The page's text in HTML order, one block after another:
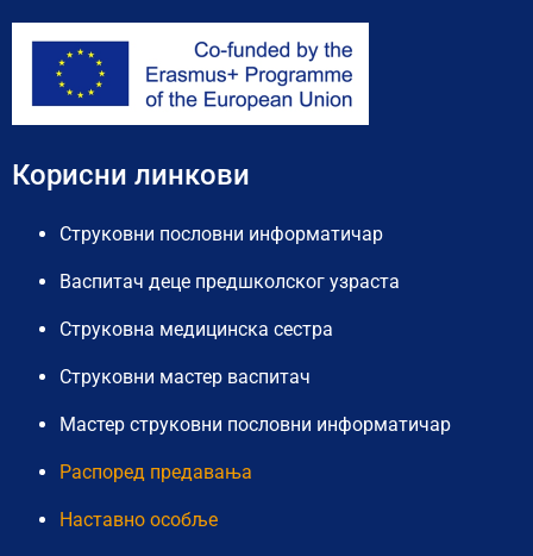
Корисни линкови
Струковни пословни информатичар
Васпитач деце предшколског узраста
Струковна медицинска сестра
Струковни мастер васпитач
Мастер струковни пословни информатичар
Распоред предавања
Наставно особље